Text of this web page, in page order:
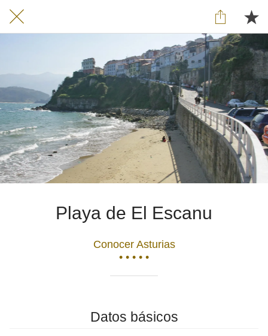
Playa de El Escanu
Conocer Asturias
• • • • •
Datos básicos